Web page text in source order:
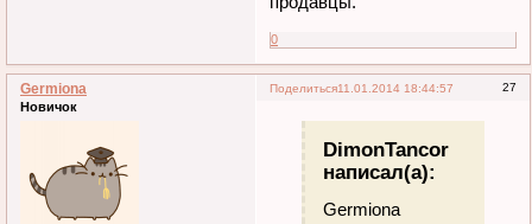
0
Поделиться 27
11.01.2014 18:44:57
Germiona
Новичок
DimonTancor
написал(а):
Germiona